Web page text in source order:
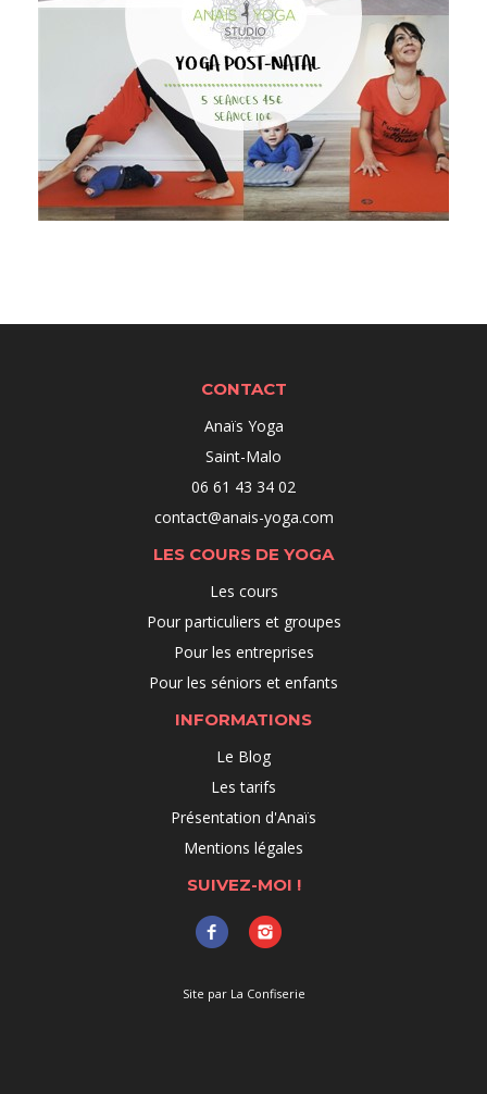
CONTACT
Anaïs Yoga
Saint-Malo
06 61 43 34 02
contact@anais-yoga.com
LES COURS DE YOGA
Les cours
Pour particuliers et groupes
Pour les entreprises
Pour les séniors et enfants
INFORMATIONS
Le Blog
Les tarifs
Présentation d'Anaïs
Mentions légales
SUIVEZ-MOI !
Site par La Confiserie